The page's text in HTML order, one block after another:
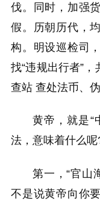
伐。同时，加强
假。历朝历代，
构。明设巡检司
找“违规出行者”
查站 查处法币、伪
黄帝，就是“
法，意味着什么呢
第一，“官山
不是说黄帝向你